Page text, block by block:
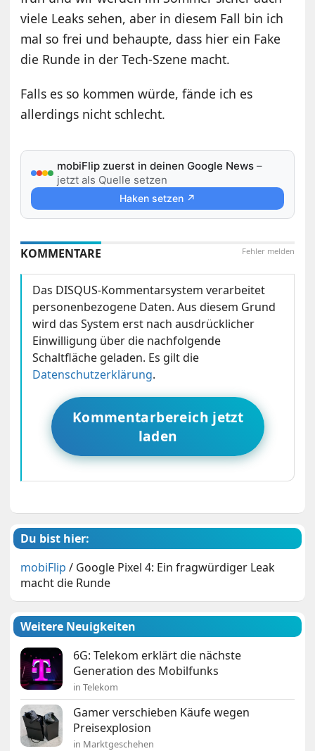
viele Leaks sehen, aber in diesem Fall bin ich
mal so frei und behaupte, dass hier ein Fake
die Runde in der Tech-Szene macht.
Falls es so kommen würde, fände ich es
allerdings nicht schlecht.
mobiFlip zuerst in deinen Google News –
jetzt als Quelle setzen
Haken setzen ↗
Fehler melden
KOMMENTARE
Das DISQUS-Kommentarsystem verarbeitet
personenbezogene Daten. Aus diesem Grund
wird das System erst nach ausdrücklicher
Einwilligung über die nachfolgende
Schaltfläche geladen. Es gilt die
Datenschutzerklärung.
Kommentarbereich jetzt
laden
Du bist hier:
mobiFlip / Google Pixel 4: Ein fragwürdiger Leak
macht die Runde
Weitere Neuigkeiten
6G: Telekom erklärt die nächste
Generation des Mobilfunks
in Telekom
Gamer verschieben Käufe wegen
Preisexplosion
in Marktgeschehen